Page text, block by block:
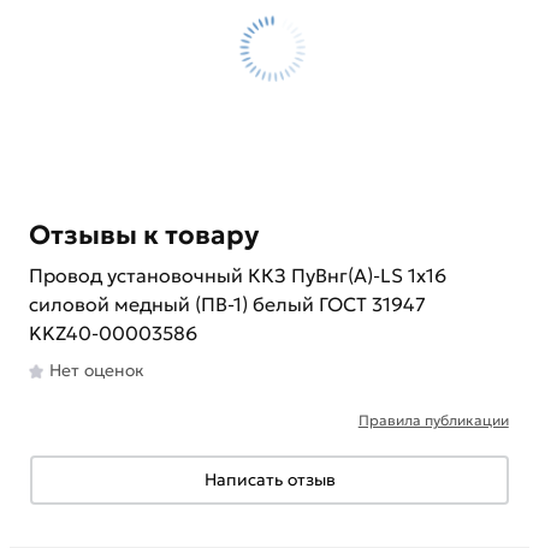
Отзывы к товару
Провод установочный ККЗ ПуВнг(А)-LS 1х16
силовой медный (ПВ-1) белый ГОСТ 31947
KKZ40-00003586
Нет оценок
Правила публикации
Написать отзыв